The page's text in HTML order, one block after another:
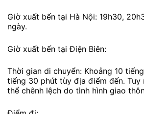
Giờ xuất bến tại Hà Nội: 19h30,
ngày.
Giờ xuất bến tại Điện Biên:
Thời gian di chuyển: Khoảng 10
tiếng 30 phút tùy địa điểm đến. Tuy
thể chênh lệch do tình hình giao